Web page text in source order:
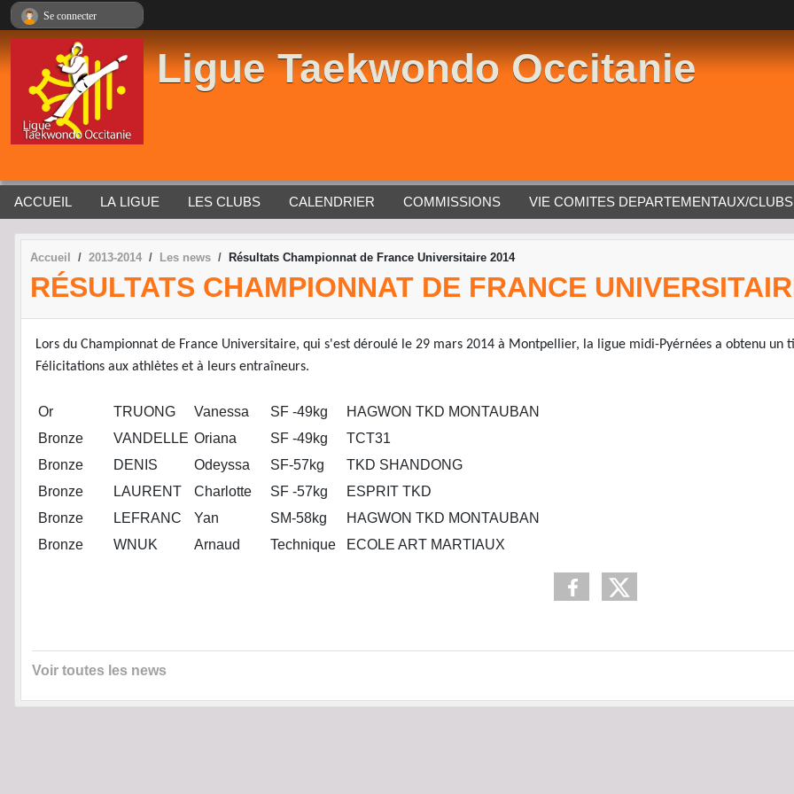
Ligue Taekwondo Occitanie
ACCUEIL LA LIGUE LES CLUBS CALENDRIER COMMISSIONS VIE COMITES DEPARTEMENTAUX/CLUBS
Accueil 2013-2014 Les news Résultats Championnat de France Universitaire 2014
RÉSULTATS CHAMPIONNAT DE FRANCE
Lors du Championnat de France Universitaire, qui s'est déroulé le 29 mars 2014 à Montpellier, la ligue midi-Pyérnées a obtenu un
Félicitations aux athlètes et à leurs entraîneurs.
Or TRUONG Vanessa SF -49kg
HAGWON TKD MONTAUBAN
Bronze
VANDELLE Oriana SF -49kg
TCT31
Bronze
DENIS Odeyssa SF-57kg
TKD SHANDONG
Bronze
LAURENT Charlotte SF -57kg
ESPRIT TKD
Bronze
LEFRANC Yan SM-58kg
HAGWON TKD MONTAUBAN
Bronze
WNUK Arnaud Technique ECOLE ART MARTIAUX
Voir toutes les news
Se connecter
Panneau de gestion des cookies